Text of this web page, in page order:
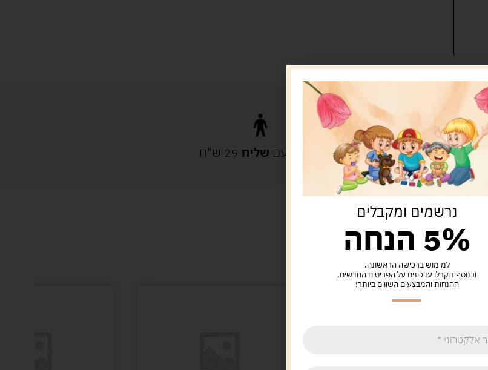
משלוח עם שליח 29 ש"ח
מוצרים קשורים
נרשמים ומקבלים
5% הנחה
למימוש ברכישה הראשונה.
ובנוסף תקבלו עדכונים על הפריטים החדשים,
ההנחות והמבצעים השווים ביותר!